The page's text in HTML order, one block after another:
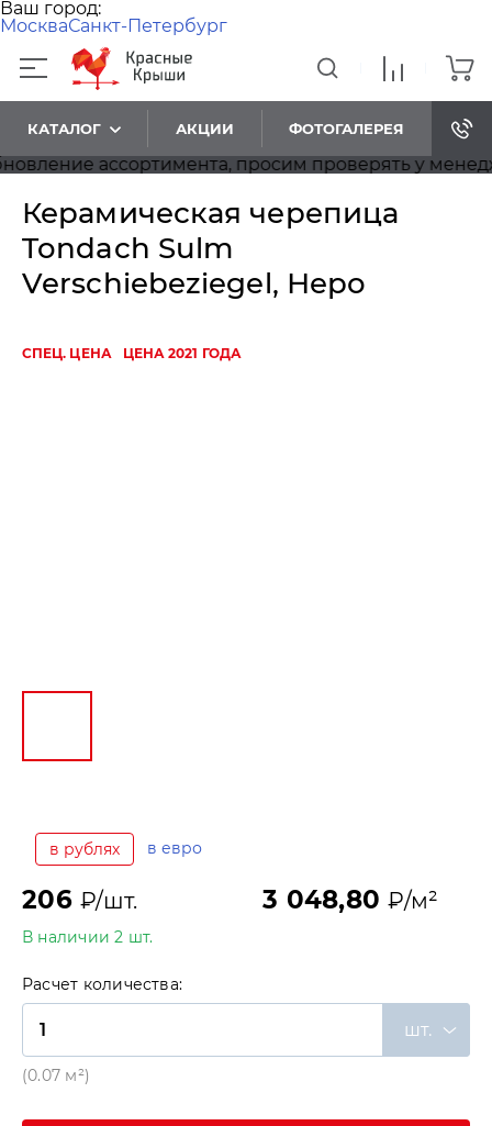
Ваш город:
МоскваСанкт-Петербург
КАТАЛОГ АКЦИИ ФОТОГАЛЕРЕЯ
ассортимента, просим проверять у
Керамическая черепица
Tondach Sulm
Verschiebeziegel, Неро
СПЕЦ. ЦЕНА ЦЕНА 2021 ГОДА
в рублях в евро
206₽/шт. 3 048,80₽/м²
В наличии 2 шт.
Расчет количества:
шт.
(0.07 м²)